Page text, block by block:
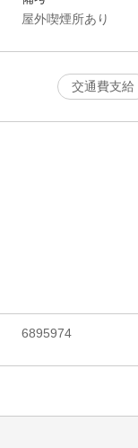
屋外喫煙所あり
交通費支給
6895974